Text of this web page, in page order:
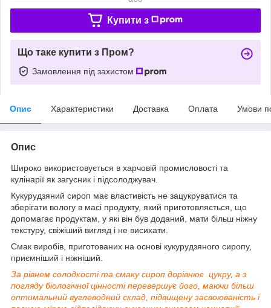
Купити з
Що таке купити з Пром?
Замовлення під захистом
Опис Характеристики Доставка Оплата Умови
Опис
Широко використовується в харчовій промисловості та
кулінарії як загусник і підсолоджувач.
Кукурудзяний сироп має властивість не зацукруватися та
зберігати вологу в масі продукту, який приготовляється, що
допомагає продуктам, у які він був доданий, мати більш ніжну
текстуру, свіжіший вигляд і не висихати.
Смак виробів, приготованих на основі кукурудзяного сиропу,
приємніший і ніжніший.
За рівнем солодкості та смаку сироп дорівнює цукру, а з
погляду біологічної цінності перевершує його, маючи більш
оптимальний вуглеводний склад, підвищену засвоюваність і